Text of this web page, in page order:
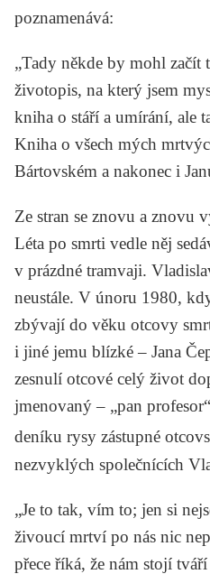
poznamenává:
„Tady někde by mohl
životopis, na který jsem
kniha o stáří a umírání, ale
Kniha o všech mých
Bártovském a nakonec i
Ze stran se znovu a znovu
Léta po smrti vedle něj
v prázdné tramvaji.
neustále. V únoru 1980,
zbývají do věku otcovy
i jiné jemu blízké – Jana
zesnulí otcové celý život
jmenovaný – „pan
deníku rysy zástupné
nezvyklých společnících
„Je to tak, vím to; jen si
živoucí mrtví po nás nic
přece říká, že nám stojí